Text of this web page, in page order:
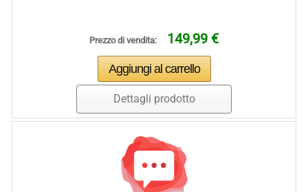
Prezzo di vendita: 149,99 €
Dettagli prodotto